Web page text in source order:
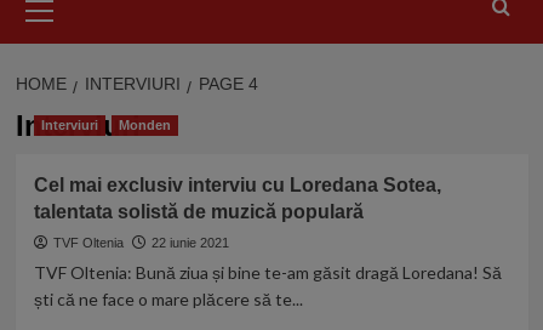
Menu
HOME INTERVIURI PAGE 4
Interviuri
Interviuri Monden
Cel mai exclusiv interviu cu Loredana Sotea,
talentata solistă de muzică populară
TVF Oltenia 22 iunie 2021
TVF Oltenia: Bună ziua și bine te-am găsit dragă Loredana! Să
ști că ne face o mare plăcere să te...